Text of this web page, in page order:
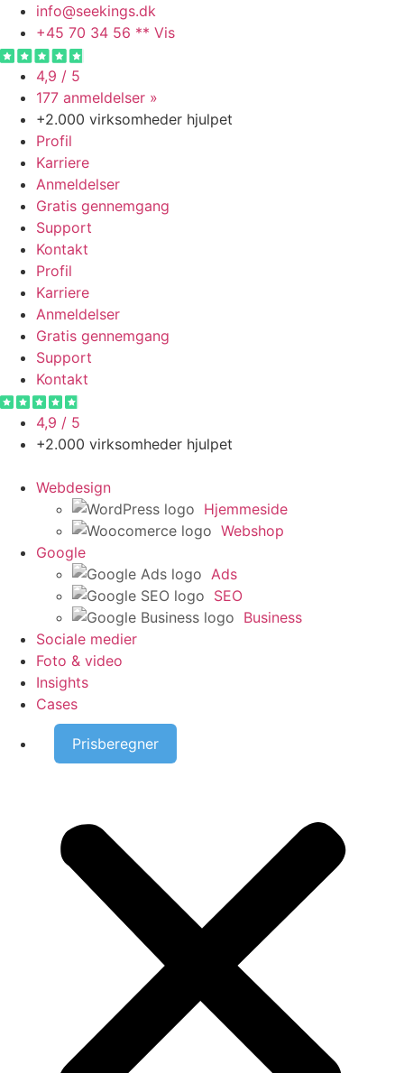
Videre
indhold
info@seekings.dk
+45 70 34 56 ** Vis
4,9 / 5
177 anmeldelser »
+2.000 virksomheder hjulpet
Profil
Karriere
Anmeldelser
Gratis gennemgang
Support
Kontakt
Profil
Karriere
Anmeldelser
Gratis gennemgang
Support
Kontakt
4,9 / 5
+2.000 virksomheder hjulpet
Webdesign
Hjemmeside
Webshop
Google
Ads
SEO
Business
Sociale medier
Foto & video
Insights
Cases
Prisberegner